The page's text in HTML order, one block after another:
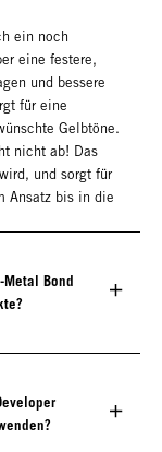
ein noch
eine festere,
und bessere
für eine
Gelbtöne.
nicht ab! Das
und sorgt für
Ansatz bis in die
Bond